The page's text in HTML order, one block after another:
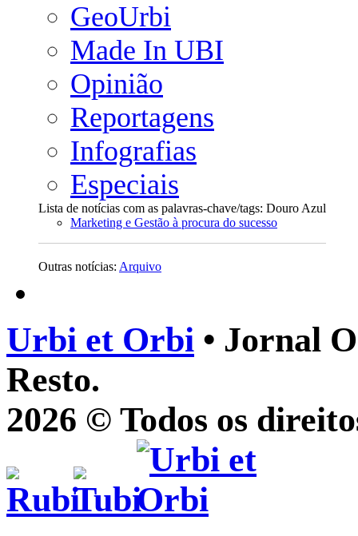
GeoUrbi
Made In UBI
Opinião
Reportagens
Infografias
Especiais
Lista de notícias com as palavras-chave/tags: Douro Azul
Marketing e Gestão à procura do sucesso
Outras notícias: Arquivo
Urbi et Orbi • Jornal
Resto.
2026 © Todos os